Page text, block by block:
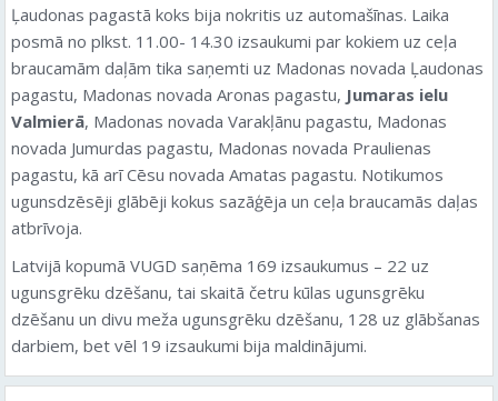
Ļaudonas pagastā koks bija nokritis uz automašīnas. Laika
posmā no plkst. 11.00- 14.30 izsaukumi par kokiem uz ceļa
braucamām daļām tika saņemti uz Madonas novada Ļaudonas
pagastu, Madonas novada Aronas pagastu, Jumaras ielu
Valmierā, Madonas novada Varakļānu pagastu, Madonas
novada Jumurdas pagastu, Madonas novada Praulienas
pagastu, kā arī Cēsu novada Amatas pagastu. Notikumos
ugunsdzēsēji glābēji kokus sazāģēja un ceļa braucamās daļas
atbrīvoja.
Latvijā kopumā VUGD saņēma 169 izsaukumus – 22 uz
ugunsgrēku dzēšanu, tai skaitā četru kūlas ugunsgrēku
dzēšanu un divu meža ugunsgrēku dzēšanu, 128 uz glābšanas
darbiem, bet vēl 19 izsaukumi bija maldinājumi.